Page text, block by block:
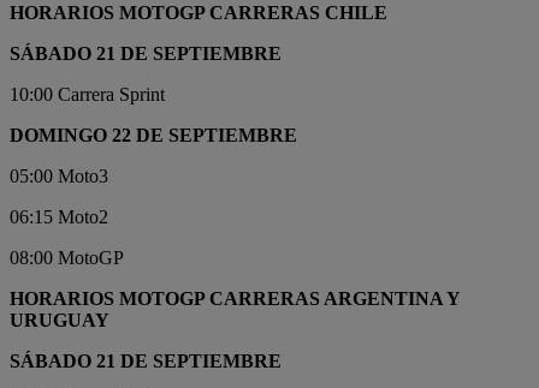
HORARIOS MOTOGP CARRERAS CHILE
SÁBADO 21 DE SEPTIEMBRE
10:00 Carrera Sprint
DOMINGO 22 DE SEPTIEMBRE
05:00 Moto3
06:15 Moto2
08:00 MotoGP
HORARIOS MOTOGP CARRERAS ARGENTINA Y
URUGUAY
SÁBADO 21 DE SEPTIEMBRE